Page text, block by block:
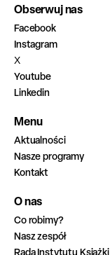
Obserwuj nas
Facebook
Instagram
X
Youtube
Linkedin
Menu
Aktualności
Nasze programy
Kontakt
O nas
Co robimy?
Nasz zespół
Rada Instytutu Książki